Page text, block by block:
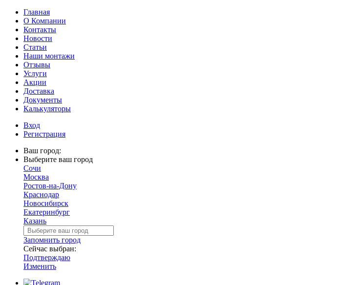
Главная
О Компании
Контакты
Новости
Статьи
Наши монтажи
Отзывы
Услуги
Акции
Доставка
Документы
Калькуляторы
Вход
Регистрация
Ваш город:
Выберите ваш город
Сочи
Москва
Ростов-на-Дону
Краснодар
Новосибирск
Екатеринбург
Казань
Запомнить город
Сейчас выбран:
Подтверждаю
Изменить